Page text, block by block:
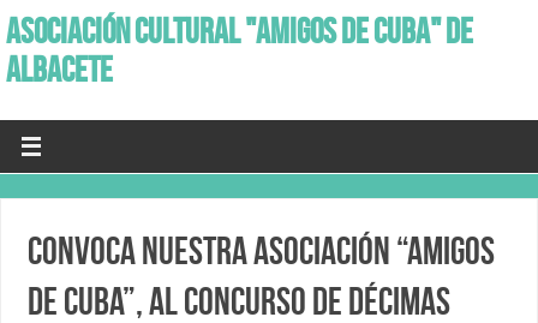
ASOCIACIÓN CULTURAL "AMIGOS DE CUBA" DE
ALBACETE
Convoca nuestra Asociación “Amigos
de Cuba”, al Concurso de Décimas